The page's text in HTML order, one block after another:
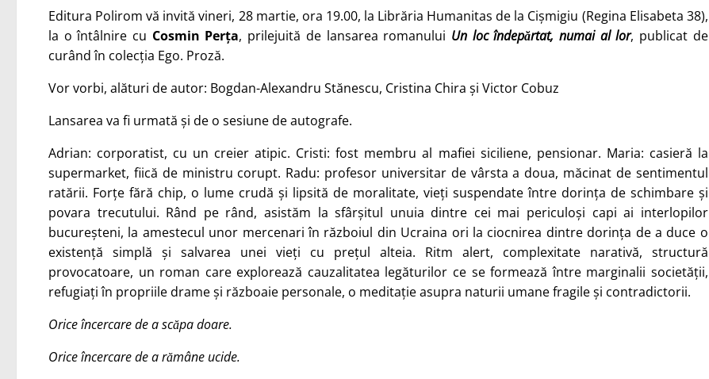
Editura Polirom vă invită vineri, 28 martie, ora 19.00, la Librăria Humanitas de la Cișmigiu (Regina Elisabeta 38),
la o întâlnire cu Cosmin Perța, prilejuită de lansarea romanului Un loc îndepărtat, numai al lor, publicat de
curând în colecția Ego. Proză.
Vor vorbi, alături de autor: Bogdan-Alexandru Stănescu, Cristina Chira și Victor Cobuz
Lansarea va fi urmată și de o sesiune de autografe.
Adrian: corporatist, cu un creier atipic. Cristi: fost membru al mafiei siciliene, pensionar. Maria: casieră la
supermarket, fiică de ministru corupt. Radu: profesor universitar de vârsta a doua, măcinat de sentimentul
ratării. Forțe fără chip, o lume crudă și lipsită de moralitate, vieți suspendate între dorința de schimbare și
povara trecutului. Rând pe rând, asistăm la sfârșitul unuia dintre cei mai periculoși capi ai interlopilor
bucureșteni, la amestecul unor mercenari în războiul din Ucraina ori la ciocnirea dintre dorința de a duce o
existență simplă și salvarea unei vieți cu prețul alteia. Ritm alert, complexitate narativă, structură
provocatoare, un roman care explorează cauzalitatea legăturilor ce se formează între marginalii societății,
refugiați în propriile drame și războaie personale, o meditație asupra naturii umane fragile și contradictorii.
Orice încercare de a scăpa doare.
Orice încercare de a rămâne ucide.